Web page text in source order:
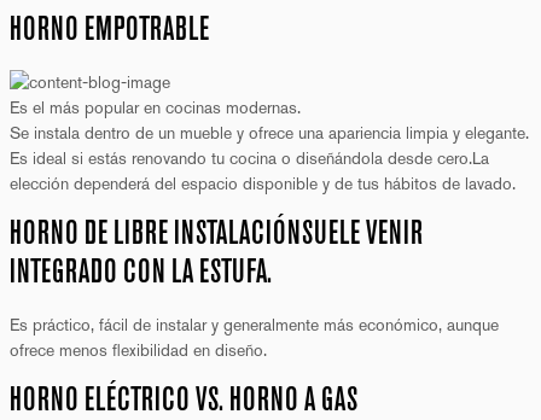
HORNO EMPOTRABLE
Es el más popular en cocinas modernas.
Se instala dentro de un mueble y ofrece una apariencia limpia y elegante.
Es ideal si estás renovando tu cocina o diseñándola desde cero.La
elección dependerá del espacio disponible y de tus hábitos de lavado.
HORNO DE LIBRE INSTALACIÓNSUELE VENIR
INTEGRADO CON LA ESTUFA.
Es práctico, fácil de instalar y generalmente más económico, aunque
ofrece menos flexibilidad en diseño.
HORNO ELÉCTRICO VS. HORNO A GAS